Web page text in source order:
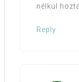
nélkül
Reply